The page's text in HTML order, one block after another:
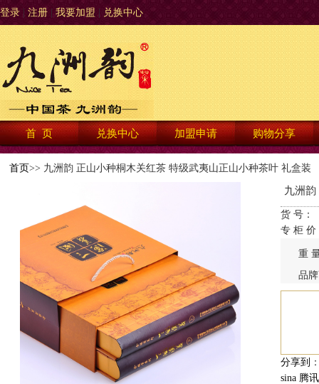
登录 注册 我要加盟 兑换中心
首 页 兑换中心 加盟申请 购物分享
首页>> 九洲韵 正山小种桐木关红茶 特级武夷山正山小种茶叶 礼盒装
九洲
货 号：
专 柜 价
重
品
分享到
sina 腾